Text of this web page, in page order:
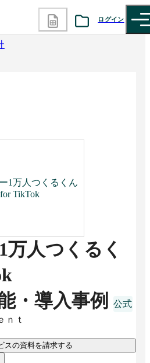
ログイン
1万人つくるくん
for TikTok
万人つくるく
・導入事例
ｎｔ
スの資料を請求する